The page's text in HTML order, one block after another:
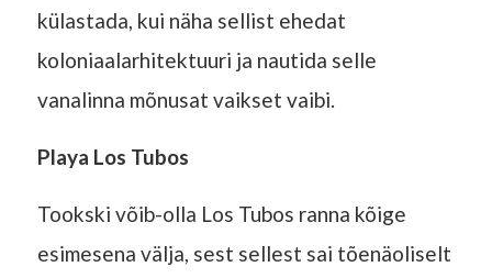
külastada, kui näha sellist ehedat
koloniaalarhitektuuri ja nautida selle
vanalinna mõnusat vaikset vaibi.
Playa Los Tubos
Tookski võib-olla Los Tubos ranna kõige
esimesena välja, sest sellest sai tõenäoliselt